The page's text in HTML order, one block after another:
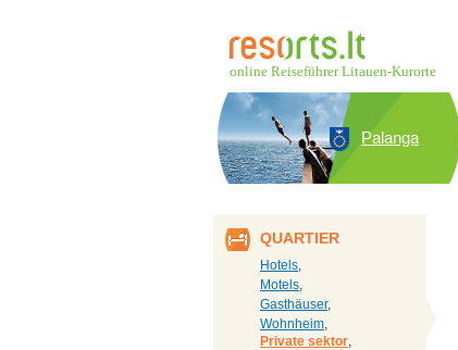
online Reiseführer Litauen-Kurorte
Palanga
QUARTIER
Hotels,
Motels,
Gasthäuser,
Wohnheim,
Private sektor,